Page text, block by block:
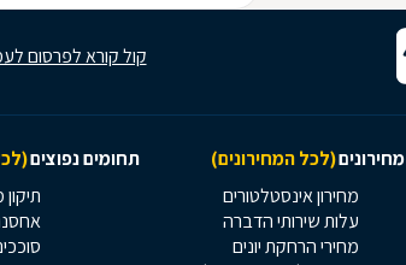
קול קורא לפרסום
מחירונים(לכל המחירונים) תחומים נפוצים
מחירון אינסטלטורים
עלות שירותי הדברה
מחירי הרחקת יונים